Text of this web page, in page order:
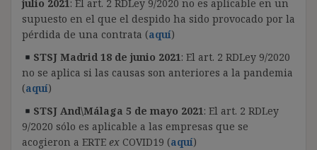
julio 2021: El art. 2 RDLey 9/2020 no es aplicable en un
supuesto en el que el despido ha sido provocado por la
pérdida de una contrata (aquí)
STSJ Madrid 18 de junio 2021: El art. 2 RDLey 9/2020
no se aplica si las causas son anteriores a la pandemia
(aquí)
STSJ And\Málaga 5 de mayo 2021: El art. 2 RDLey
9/2020 sólo es aplicable a las empresas que se
acogieron a ERTE ex COVID19 (aquí)